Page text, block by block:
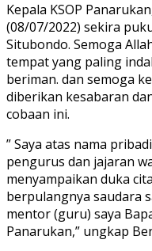
Kepala KSOP
(08/07/2022) sekira
Situbondo. Semoga
tempat yang paling
beriman. dan semoga
diberikan kesabaran
cobaan ini.
” Saya atas nama
pengurus dan jajaran
menyampaikan duka
berpulangnya saudara
mentor (guru) saya
Panarukan,” ungkap